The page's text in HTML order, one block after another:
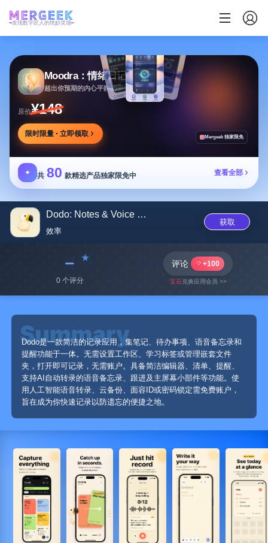
发现数字匠人的绝妙灵感
Moodra：情绪日记
超出你预期的内心平静助手
原价¥148
限时限量 · 立即领取 Mergeek 独家限免
✦ 共 80 款精选产品独家限免中 查看全部
Dodo: Notes & Voice Memos
效率
获取
﹣
0 个评分
评论 +100
宝石兑换应用会员 >>
Dodo是一款简洁的记录应用，集笔记、待办事项、语音备忘录和
提醒功能于一体。无需设置工作区、学习标签或管理嵌套文件
夹，打开即可记录，无需账户。具备简洁编辑器、清单、提醒、
支持AI自动转录的语音备忘录、跟进及主屏幕小部件等功能。使
用人工智能语音转录、云备份、面容ID或密码锁定需免费账户，
旨在成为你快速记录以防遗忘的便捷之地。